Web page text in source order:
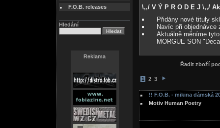
F.O.B. releases
Hledání
Reklama
\,,/ V Ý P R O D E J \,,/
Přidány nové tituly
Navíc při
Aktuálně měníme
MORGUE SON
Řadit zboží
1 2 3
!! F.O.B. - mikina dámská
Motiv Human Poetry